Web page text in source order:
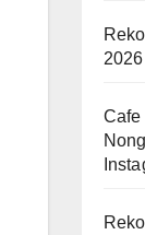
Cafe